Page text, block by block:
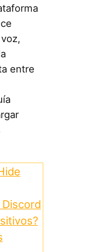
entre